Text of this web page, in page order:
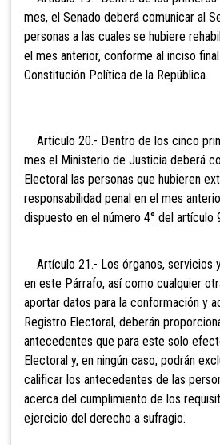
mes, el Senado deberá comunicar al
personas a las cuales se hubiere
el mes anterior, conforme al inciso
Constitución Política de la República.
Artículo 20.- Dentro de los cinco
mes el Ministerio de Justicia deberá
Electoral las personas que hubieren
responsabilidad penal en el mes
dispuesto en el número 4° del artículo
Artículo 21.- Los órganos, servicios
en este Párrafo, así como cualquier
aportar datos para la conformación y
Registro Electoral, deberán
antecedentes que para este solo
Electoral y, en ningún caso, podrán
calificar los antecedentes de las
acerca del cumplimiento de los
ejercicio del derecho a sufragio.